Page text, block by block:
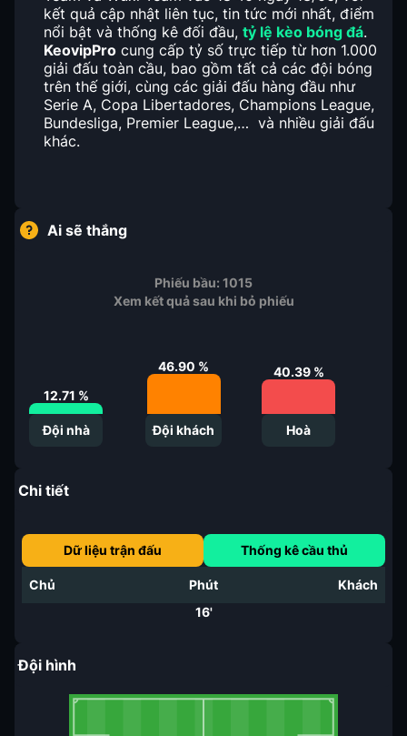
kết quả cập nhật liên tục, tin tức mới nhất, điểm
nổi bật và thống kê đối đầu, tỷ lệ kèo bóng đá.
KeovipPro cung cấp tỷ số trực tiếp từ hơn 1.000
giải đấu toàn cầu, bao gồm tất cả các đội bóng
trên thế giới, cùng các giải đấu hàng đầu như
Serie A, Copa Libertadores, Champions League,
Bundesliga, Premier League,… và nhiều giải đấu
khác.
Ai sẽ thắng
Phiếu bầu: 1015
Xem kết quả sau khi bỏ phiếu
12.71 %
Đội nhà
46.90 %
Đội khách
40.39%
Hoà
Chi tiết
Dữ liệu trận đấu Thống kê cầu thủ
Chủ Phút
Khách
16'
Đội hình